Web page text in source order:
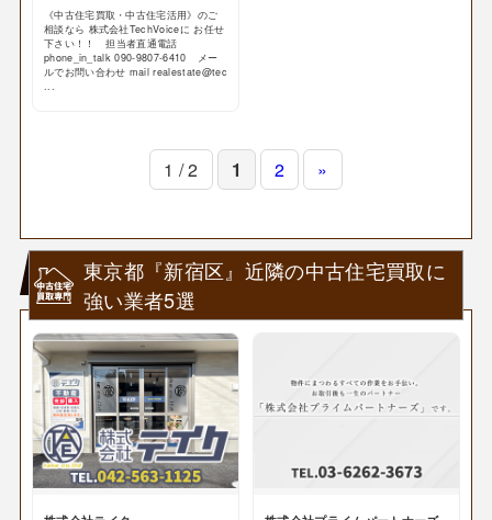
《中古住宅買取・中古住宅活用》のご
相談なら 株式会社TechVoiceに お任せ
下さい！！ 担当者直通電話
phone_in_talk 090-9807-6410 メー
ルでお問い合わせ mail realestate@tec
...
1 / 2 1 2 »
東京都『新宿区』近隣の中古住宅買取に
強い業者5選